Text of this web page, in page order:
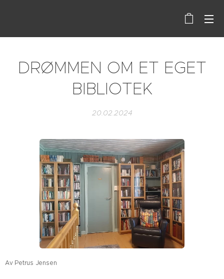
DRØMMEN OM ET EGET
BIBLIOTEK
20.02.2024
Av Petrus Jensen